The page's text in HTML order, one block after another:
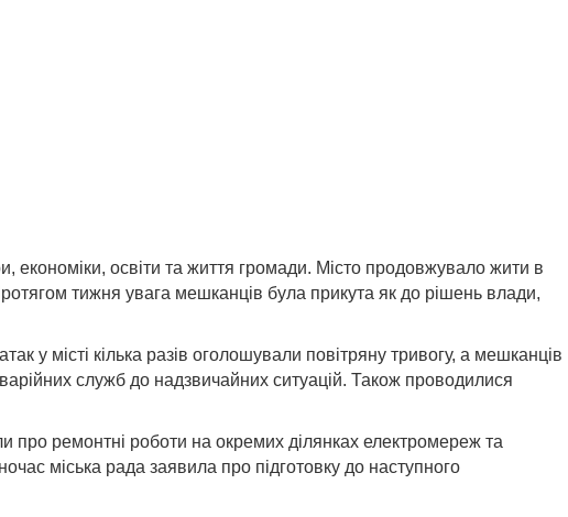
економіки, освіти та життя громади. Місто продовжувало жити в
тижня увага мешканців була прикута як до рішень влади,
у місті кілька разів оголошували повітряну тривогу, а мешканців
служб до надзвичайних ситуацій. Також проводилися
про ремонтні роботи на окремих ділянках електромереж та
міська рада заявила про підготовку до наступного